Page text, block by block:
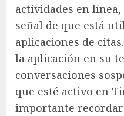
actividades en
señal de que está
aplicaciones de
la aplicación en su
conversaciones
que esté activo en
importante recordar